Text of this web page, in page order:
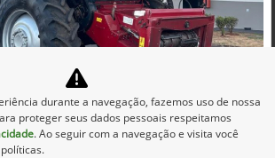
CASE
2688 2014 DIESEL 1P AUTOMATICO
Maqnelson Agrícola Uberlândia
durante a navegação, fazemos uso de nossa
proteger seus dados pessoais respeitamos
. Ao seguir com a navegação e visita você